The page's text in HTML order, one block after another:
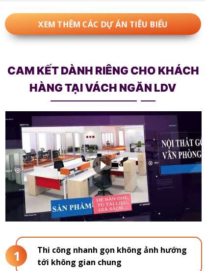
XEM THÊM CÁC DỰ ÁN TIÊU BIỂU
CAM KẾT DÀNH RIÊNG CHO KHÁCH
HÀNG TẠI VÁCH NGĂN LDV
1
Thi công nhanh gọn không ảnh hướng
tới không gian chung